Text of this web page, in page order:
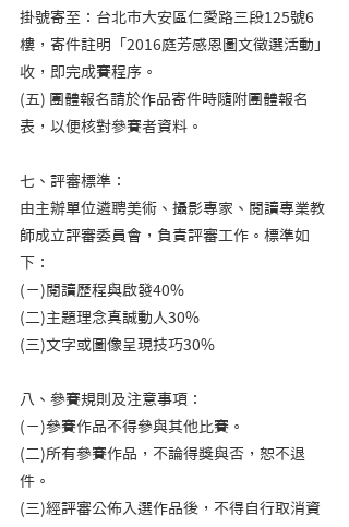
掛號寄至：台北市大安區仁愛路三段125號6
樓，寄件註明「2016庭芳感恩圖文徵選活動」
收，即完成賽程序。
(五) 團體報名請於作品寄件時隨附團體報名
表，以便核對參賽者資料。
七、評審標準：
由主辦單位遴聘美術、攝影專家、閱讀專業教
師成立評審委員會，負責評審工作。標準如
下：
(ㄧ)閱讀歷程與啟發40%
(二)主題理念真誠動人30%
(三)文字或圖像呈現技巧30%
八、參賽規則及注意事項：
(ㄧ)參賽作品不得參與其他比賽。
(二)所有參賽作品，不論得獎與否，恕不退
件。
(三)經評審公佈入選作品後，不得自行取消資